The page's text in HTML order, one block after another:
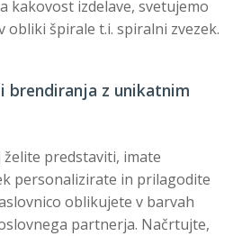
kakovost izdelave, svetujemo
obliki špirale t.i. spiralni zvezek.
brendiranja z unikatnim
predstaviti, imate
personalizirate in prilagodite
oblikujete v barvah
partnerja. Načrtujte,